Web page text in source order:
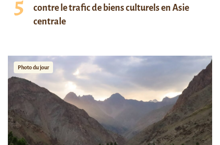
contre le trafic de biens culturels en Asie
centrale
Photo du jour